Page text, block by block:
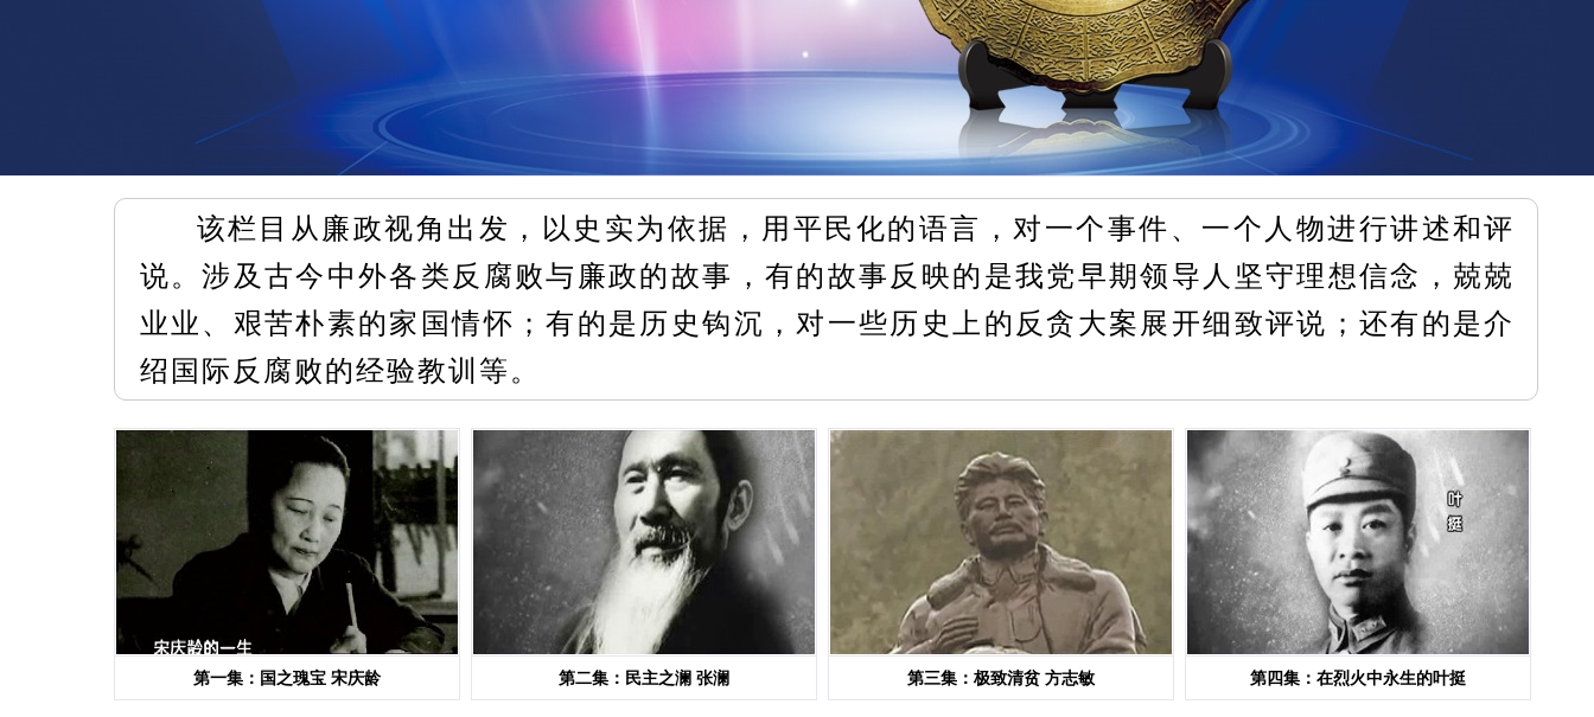
该栏目从廉政视角出发，以史实为依据，用平民化的语言，对一个事件、一个人物进行讲述和评
说。涉及古今中外各类反腐败与廉政的故事，有的故事反映的是我党早期领导人坚守理想信念，兢兢
业业、艰苦朴素的家国情怀；有的是历史钩沉，对一些历史上的反贪大案展开细致评说；还有的是介
绍国际反腐败的经验教训等。
第一集：国之瑰宝 宋庆龄 第二集：民主之澜 张澜 第三集：极致清贫 方志敏 第四集：在烈火中永生的叶挺